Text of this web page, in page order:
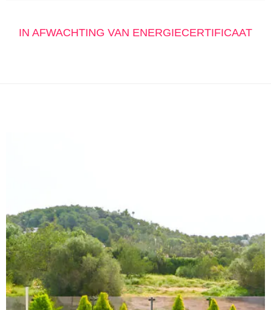
IN AFWACHTING VAN ENERGIECERTIFICAAT